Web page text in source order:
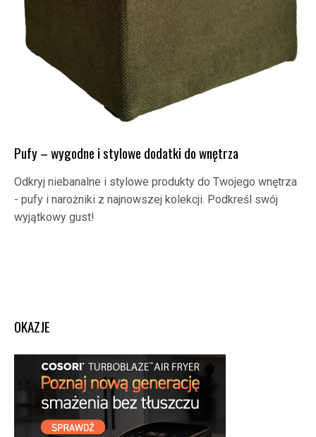
Pufy – wygodne i stylowe dodatki do wnętrza
Odkryj niebanalne i stylowe produkty do Twojego wnętrza
- pufy i narożniki z najnowszej kolekcji. Podkreśl swój
wyjątkowy gust!
OKAZJE